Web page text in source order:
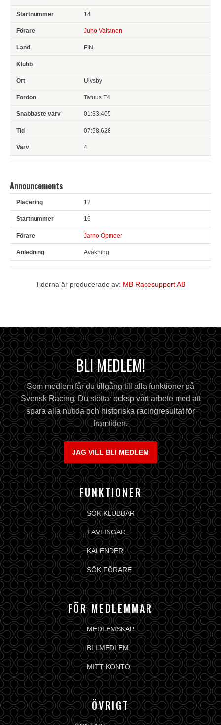
14
Juho Valtanen
FIN
Ulvsby
Tatuus F4
01:33.405
07:58.628
4
Announcements
Pl Snr Anledning
12
16
Jarno Opmeer
Avåkning
Tiderna är producerade av: MB Racesupport AB
BLI MEDLEM!
Som medlem får du tillgång till alla funktioner på
Svensk Racing. Du stöttar ocksp vårt arbete med att
spara alla nutida och historiska racingresultat för
framtiden.
JAG VILL BLI MEDLEM
FUNKTIONER
SÖK KLUBBAR
TÄVLINGAR
KALENDER
SÖK FÖRARE
FÖR MEDLEMMAR
MEDLEMSKAP
BLI MEDLEM
MITT KONTO
ÖVRIGT